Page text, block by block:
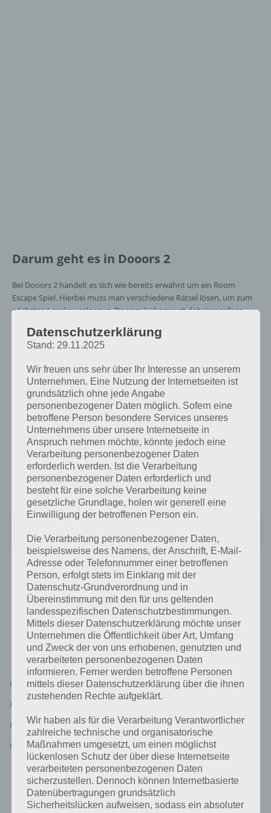
Darum geht es in Dooors 2
Bei Dooors 2 handelt es sich wie bereits erwähnt um ein Room
Escape Spiel. Hierbei muss man verschiedene Rätsel lösen, um zum
nächsten Level zu gelangen. Dooors 2 überzeugt dabei vor allem
Lösung für Dooors 2 herauszubekommen, muss man manchmal
Objekte aufnehmen, Objekte anklicken und vieles mehr.
Die Level von Dooors 2 sind dabei sehr unterschiedlich und machen
sehr viel Spaß. Auch muss man sein iOS Gerät schütteln und neigen.
Derzeit verfügt die Spiele App Dooors 2 über 40 Level, weitere
kommen durch Updates in den nächsten Wochen hinzu.
Dooors 2 steht kostenlos zum Downoad bereit. Nachfolgend der
Link zum Download von Dooors 2 für iPhone, iPad und iPod Touch
im iTunes App Store für iOS, wobei mindestens iOS 5 installiert sein
muss. Dooors 2 ist zudem für das neue iPhone 5 optimiert:
DOOORS 2 - room escape game -
Preis:Kostenlos
Dooors 2 Lösung aller Level
Nachfolgend haben wir in der Übersicht die Lösung zu den einzelnen
Level von Dooors 2. Klicke einfach auf den entsprechenden Artikel,
um dir die Lösung zu den einzelnen Levels anzusehen. Zudem
findest du oben links die Artikel dieser Serie und kannst so direkt zur
Lösung springen.
Dooors 2 Level 1, 2, 3, 4, 5, 6, 7, 8, 9, 10 Lösung
Dooors 2 Level 11, 12, 13, 14, 15, 16, 17, 18, 19, 20 Lösung
Dooors 2 Level 21, 22, 23, 24, 25, 26, 27, 28, 29, 30 Lösung
Dooors 2 Level 31, 32, 33, 34, 35, 36, 37, 38, 39, 40 Lösung
Sobald neue Level zu Dooors 2 hinzugefügt werden, werden wir die
Lösung entsprechend ergänzen.
Datenschutzerklärung
Stand: 29.11.2025
Wir freuen uns sehr über Ihr Interesse an unserem
Unternehmen. Eine Nutzung der Internetseiten ist
grundsätzlich ohne jede Angabe
personenbezogener Daten möglich. Sofern eine
betroffene Person besondere Services unseres
Unternehmens über unsere Internetseite in
Anspruch nehmen möchte, könnte jedoch eine
Verarbeitung personenbezogener Daten
erforderlich werden. Ist die Verarbeitung
personenbezogener Daten erforderlich und
besteht für eine solche Verarbeitung keine
gesetzliche Grundlage, holen wir generell eine
Einwilligung der betroffenen Person ein.
Die Verarbeitung personenbezogener Daten,
beispielsweise des Namens, der Anschrift, E-Mail-
Adresse oder Telefonnummer einer betroffenen
Person, erfolgt stets im Einklang mit der
Datenschutz-Grundverordnung und in
Übereinstimmung mit den für uns geltenden
landesspezifischen Datenschutzbestimmungen.
Mittels dieser Datenschutzerklärung möchte unser
Unternehmen die Öffentlichkeit über Art, Umfang
und Zweck der von uns erhobenen, genutzten und
verarbeiteten personenbezogenen Daten
informieren. Ferner werden betroffene Personen
mittels dieser Datenschutzerklärung über die ihnen
zustehenden Rechte aufgeklärt.
Wir haben als für die Verarbeitung Verantwortlicher
zahlreiche technische und organisatorische
Maßnahmen umgesetzt, um einen möglichst
lückenlosen Schutz der über diese Internetseite
verarbeiteten personenbezogenen Daten
sicherzustellen. Dennoch können Internetbasierte
Datenübertragungen grundsätzlich
Sicherheitslücken aufweisen, sodass ein absoluter